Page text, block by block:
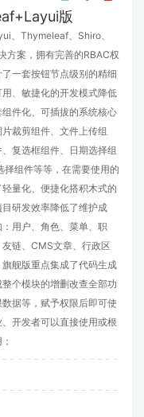
版
、Thymeleaf、Shiro、
方案，拥有完善的RBAC权
一套按钮节点级别的精细
、敏捷化的开发模式降低
件化、可插拔的系统核心
裁剪组件、文件上传组
复选框组件、日期选择组
组件等等，在需要使用的
量化、便捷化搭积木式的
研发效率降低了维护成
用户、角色、菜单、职
链、CMS文章、行政区
舰版重点集成了代码生成
个模块的增删改查全部功
据等，赋予权限后即可使
开发者可以直接使用或根